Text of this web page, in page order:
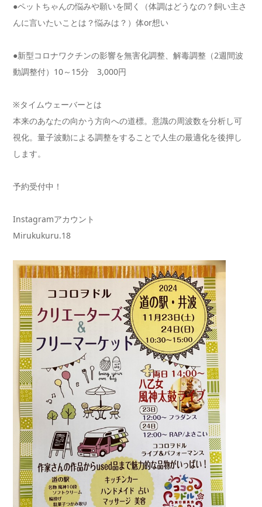
●ペットちゃんの悩みや願いを聞く（体調はどうなの？飼い主さ
んに言いたいことは？悩みは？）体or想い
●新型コロナワクチンの影響を無害化調整、解毒調整（2週間波
動調整付）10～15分 3,000円
※タイムウェーバーとは
本来のあなたの向かう方向への道標。意識の周波数を分析し可
視化。量子波動による調整をすることで人生の最適化を後押し
します。
予約受付中！
Instagramアカウント
Mirukukuru.18